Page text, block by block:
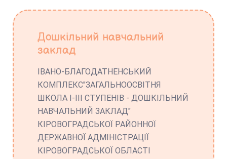
Дошкільний навчальний
заклад
ІВАНО-БЛАГОДАТНЕНСЬКИЙ
КОМПЛЕКС"ЗАГАЛЬНООСВІТНЯ
ШКОЛА І-ІІІ СТУПЕНІВ - ДОШКІЛЬНИЙ
НАВЧАЛЬНИЙ ЗАКЛАД"
КІРОВОГРАДСЬКОЇ РАЙОННОЇ
ДЕРЖАВНОЇ АДМІНІСТРАЦІЇ
КІРОВОГРАДСЬКОЇ ОБЛАСТІ